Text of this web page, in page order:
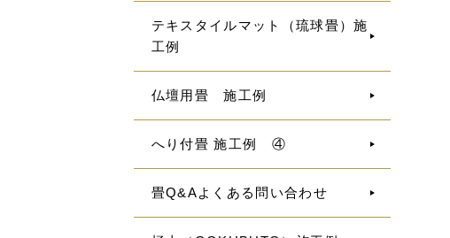
テキスタイルマット（琉球畳）施
工例
仏壇用畳 施工例
へり付畳 施工例 ④
畳Q&Aよくある問い合わせ